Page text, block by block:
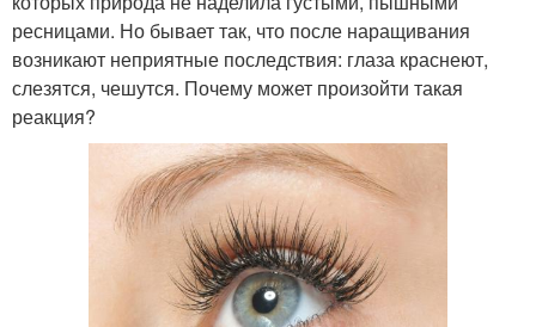
ресницами. Но бывает так, что после наращивания
возникают неприятные последствия: глаза краснеют,
слезятся, чешутся. Почему может произойти такая
реакция?